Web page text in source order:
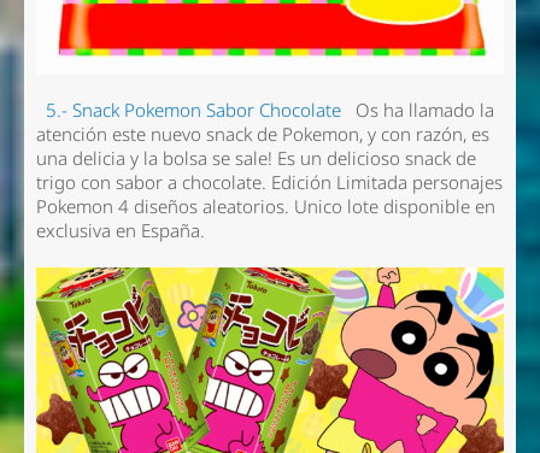
5.- Snack Pokemon Sabor ChocolateOs ha llamado la
atención este nuevo snack de Pokemon, y con razón, es
una delicia y la bolsa se sale! Es un delicioso snack de
trigo con sabor a chocolate. Edición Limitada personajes
Pokemon 4 diseños aleatorios. Unico lote disponible en
exclusiva en España.